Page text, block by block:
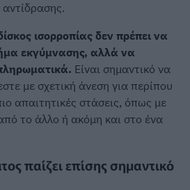
ισορροπίας δεν πρέπει να
εκγύμνασης, αλλά να
Είναι σημαντικό να
με σχετική άνεση για περίπου
απαιτητικές στάσεις, όπως με
το άλλο ή ακόμη και στο ένα
παίζει επίσης σημαντικό